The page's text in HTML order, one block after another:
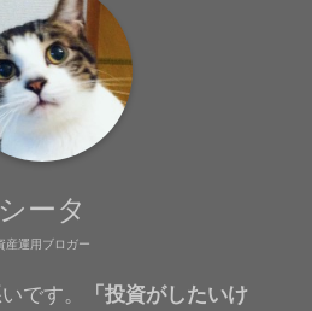
シータ
産運用ブロガー
です。
「投資がしたいけ